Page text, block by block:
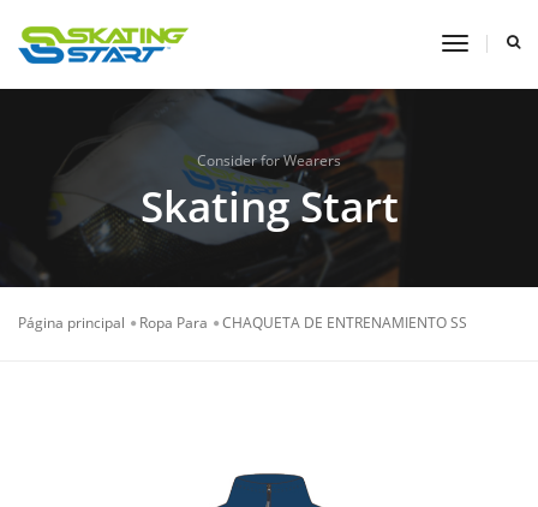
toggle
Consider for Wearers
Skating Start
Página principal Ropa Para CHAQUETA DE ENTRENAMIENTO SS